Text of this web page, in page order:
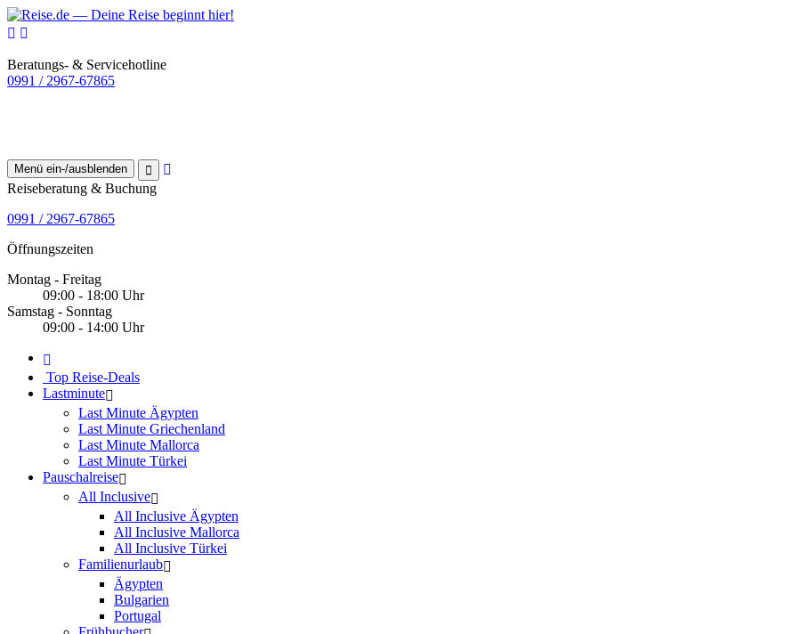
Beratungs- & Servicehotline
0991 / 2967-67865
Menü ein-/ausblenden
Reiseberatung & Buchung
0991 / 2967-67865
Öffnungszeiten
Montag - Freitag
09:00 - 18:00 Uhr
Samstag - Sonntag
09:00 - 14:00 Uhr
Top Reise-Deals
Lastminute
Last Minute Ägypten
Last Minute Griechenland
Last Minute Mallorca
Last Minute Türkei
Pauschalreise
All Inclusive
All Inclusive Ägypten
All Inclusive Mallorca
All Inclusive Türkei
Familienurlaub
Ägypten
Bulgarien
Portugal